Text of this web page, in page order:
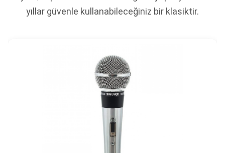
yıllar güvenle kullanabileceğiniz bir klasiktir.